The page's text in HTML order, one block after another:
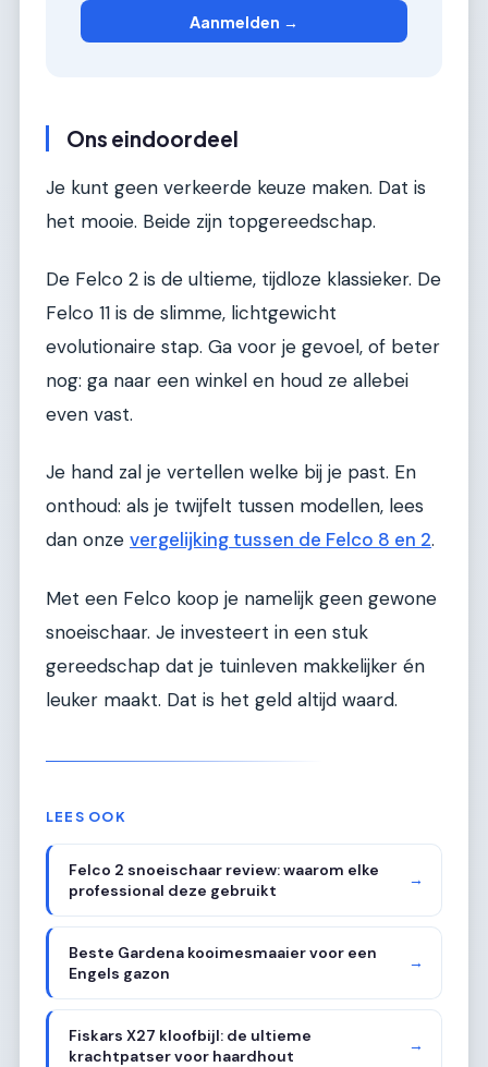
Aanmelden →
Ons eindoordeel
Je kunt geen verkeerde keuze maken. Dat is
het mooie. Beide zijn topgereedschap.
De Felco 2 is de ultieme, tijdloze klassieker. De
Felco 11 is de slimme, lichtgewicht
evolutionaire stap. Ga voor je gevoel, of beter
nog: ga naar een winkel en houd ze allebei
even vast.
Je hand zal je vertellen welke bij je past. En
onthoud: als je twijfelt tussen modellen, lees
dan onze vergelijking tussen de Felco 8 en 2.
Met een Felco koop je namelijk geen gewone
snoeischaar. Je investeert in een stuk
gereedschap dat je tuinleven makkelijker én
leuker maakt. Dat is het geld altijd waard.
LEES OOK
Felco 2 snoeischaar review: waarom elke
professional deze gebruikt
→
Beste Gardena kooimesmaaier voor een
Engels gazon
→
Fiskars X27 kloofbijl: de ultieme
krachtpatser voor haardhout
→